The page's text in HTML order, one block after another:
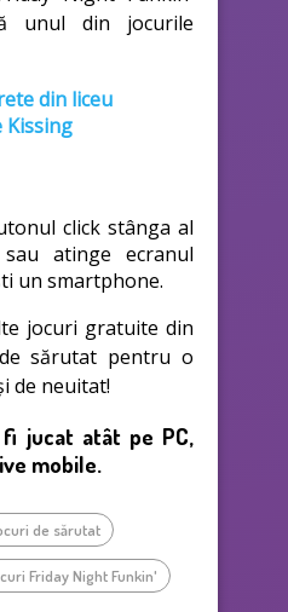
unul din jocurile
din liceu
Kissing
click stânga al
sau atinge ecranul
un smartphone.
jocuri gratuite din
sărutat pentru o
de neuitat!
jucat atât pe PC,
mobile.
de sărutat
Friday Night Funkin'